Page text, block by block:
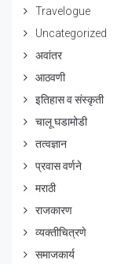
Travelogue
Uncategorized
अवांतर
आठवणी
इतिहास व संस्कृती
चालू घडामोडी
तत्वज्ञान
प्रवास वर्णने
मराठी
राजकारण
व्यक्तीचित्रणे
समाजकार्य